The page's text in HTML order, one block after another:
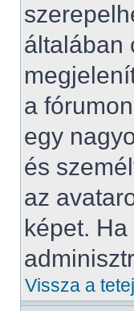
általában
a
egy
és
az
képet.
Vissza a